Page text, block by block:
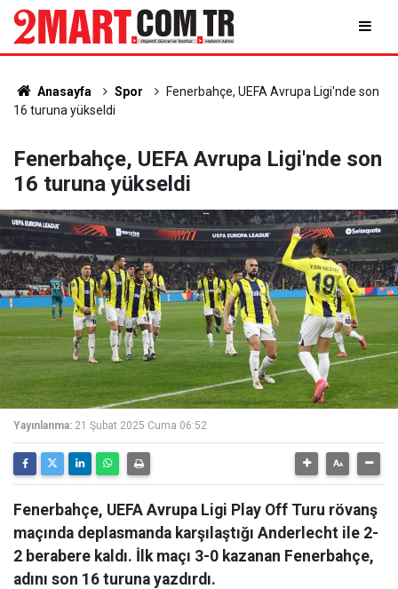
Anasayfa Spor
Fenerbahçe, UEFA Avrupa Ligi'nde son
16 turuna yükseldi
Fenerbahçe, UEFA Avrupa Ligi'nde son
16 turuna yükseldi
Yayınlanma: 21 Şubat 2025 Cuma 06:52
Fenerbahçe, UEFA Avrupa Ligi Play Off Turu rövanş
maçında deplasmanda karşılaştığı Anderlecht ile 2-
2 berabere kaldı. İlk maçı 3-0 kazanan Fenerbahçe,
adını son 16 turuna yazdırdı.